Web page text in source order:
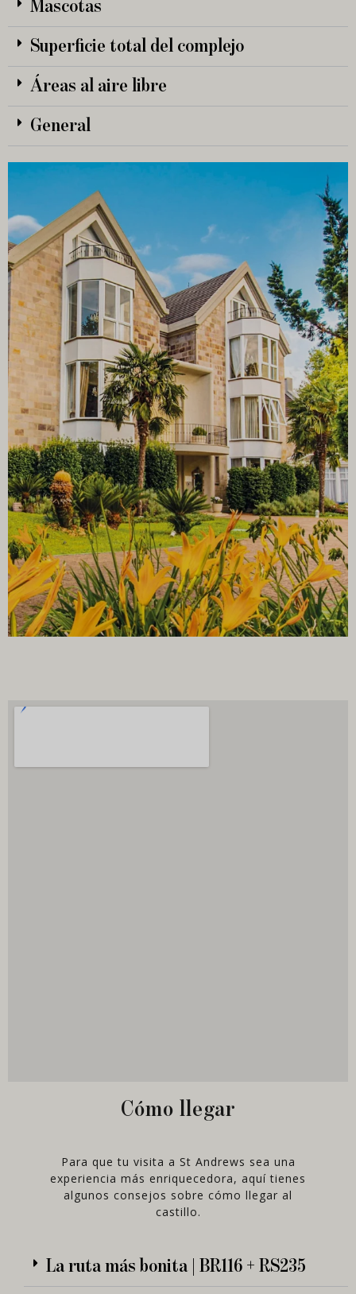
Mascotas
Superficie total del complejo
Áreas al aire libre
General
Cómo llegar
Para que tu visita a St Andrews sea una
experiencia más enriquecedora, aquí tienes
algunos consejos sobre cómo llegar al
castillo.
La ruta más bonita | BR116 + RS235